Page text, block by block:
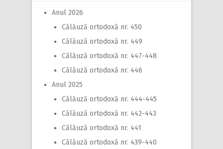
Anul 2026
Călăuză ortodoxă nr. 450
Călăuză ortodoxă nr. 449
Călăuză ortodoxă nr. 447-448
Călăuză ortodoxă nr. 446
Anul 2025
Călăuză ortodoxă nr. 444-445
Călăuză ortodoxă nr. 442-443
Călăuză ortodoxă nr. 441
Călăuză ortodoxă nr. 439-440